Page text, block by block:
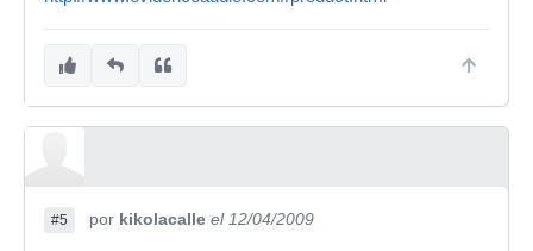
#5 por kikolacalle el 12/04/2009